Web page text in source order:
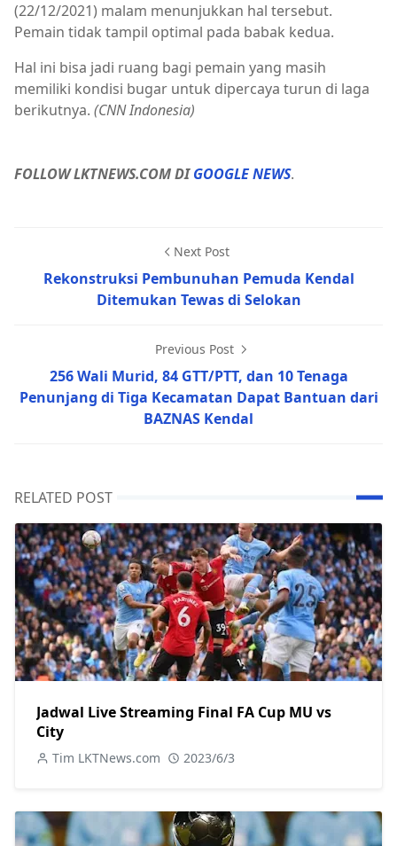
(22/12/2021) malam menunjukkan hal tersebut.
Pemain tidak tampil optimal pada babak kedua.
Hal ini bisa jadi ruang bagi pemain yang masih
memiliki kondisi bugar untuk dipercaya turun di laga
berikutnya. (CNN Indonesia)
FOLLOW LKTNEWS.COM DIGOOGLE NEWS.
Next Post
Rekonstruksi Pembunuhan Pemuda Kendal
Ditemukan Tewas di Selokan
Previous Post
256 Wali Murid, 84 GTT/PTT, dan 10 Tenaga
Penunjang di Tiga Kecamatan Dapat Bantuan dari
BAZNAS Kendal
RELATED POST
Jadwal Live Streaming Final FA Cup MU vs
City
Tim LKTNews.com 2023/6/3